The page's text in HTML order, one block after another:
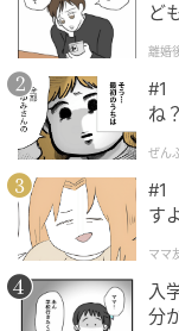
ど
離婚
#1
ね
ぜん
#1
す
ママ
入
分